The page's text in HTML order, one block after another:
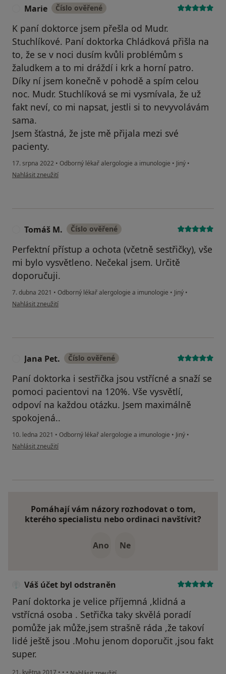
Marie Číslo ověřené
K paní doktorce jsem přešla od Mudr.
Stuchlíkové. Paní doktorka Chládková přišla na
to, že se v noci dusím kvůli problémům s
žaludkem a to mi dráždí i krk a horní patro.
Díky ní jsem konečně v pohodě a spím celou
noc. Mudr. Stuchlíková se mi vysmívala, že už
fakt neví, co mi napsat, jestli si to nevyvolávám
sama.
Jsem šťastná, že jste mě přijala mezi své
pacienty.
17. srpna 2022 • Odborný lékař alergologie a imunologie • Jiný •
podle názoru uživatele Marie
Nahlásit zneužití
Tomáš M. Číslo ověřené
Perfektní přístup a ochota (včetně sestřičky), vše
mi bylo vysvětleno. Nečekal jsem. Určitě
doporučuji.
7. dubna 2021 • Odborný lékař alergologie a imunologie • Jiný •
podle názoru uživatele Tomáš M.
Nahlásit zneužití
Jana Pet. Číslo ověřené
Paní doktorka i sestřička jsou vstřícné a snaží se
pomoci pacientovi na 120%. Vše vysvětlí,
odpoví na každou otázku. Jsem maximálně
spokojená..
10. ledna 2021 • Odborný lékař alergologie a imunologie • Jiný •
podle názoru uživatele Jana Pet.
Nahlásit zneužití
Pomáhají vám názory rozhodovat o tom,
kterého specialistu nebo ordinaci navštívit?
Ano Ne
Váš účet byl odstraněn
Paní doktorka je velice příjemná ,klidná a
vstřícná osoba . Setřička taky skvělá poradí
pomůže jak může,jsem strašně ráda ,že takoví
lidé ještě jsou .Mohu jenom doporučit ,jsou fakt
super.
podle názoru uživatele Váš účet byl odstraněn